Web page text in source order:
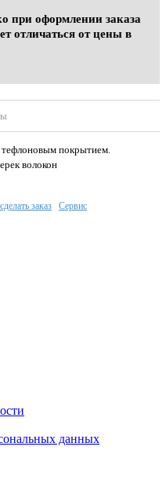
при оформлении заказа
отличаться от цены в
покрытием.
волокон
заказ Сервис
данных